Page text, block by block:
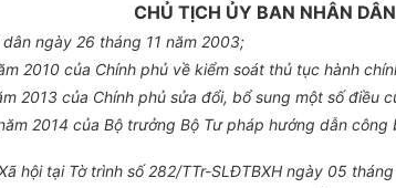
CHỦ TỊCH ỦY BAN NHÂN
ngày 26 tháng 11 năm 2003;
2010 của Chính phủ về kiểm soát thủ tục hành
2013 của Chính phủ sửa đổi, bổ sung một số điều
2014 của Bộ trưởng Bộ Tư pháp hướng dẫn
hội tại Tờ trình số 282/TTr-SLĐTBXH ngày 05 tháng